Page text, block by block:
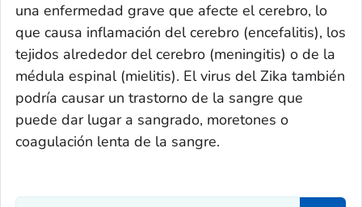
una enfermedad grave que afecte el cerebro, lo
que causa inflamación del cerebro (encefalitis), los
tejidos alrededor del cerebro (meningitis) o de la
médula espinal (mielitis). El virus del Zika también
podría causar un trastorno de la sangre que
puede dar lugar a sangrado, moretones o
coagulación lenta de la sangre.